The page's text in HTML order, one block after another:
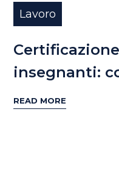
Lavoro
insegnanti:
READ MORE